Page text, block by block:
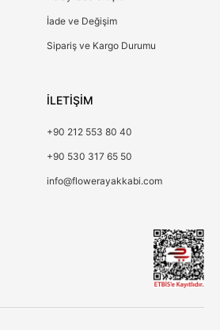
İade ve Değişim
Sipariş ve Kargo Durumu
İLETİŞİM
+90 212 553 80 40
+90 530 317 65 50
info@flowerayakkabi.com